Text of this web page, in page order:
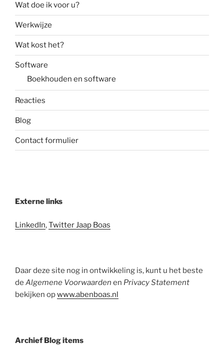
Wat doe ik voor u?
Werkwijze
Wat kost het?
Software
Boekhouden en software
Reacties
Blog
Contact formulier
Externe links
LinkedIn,Twitter Jaap Boas
Daar deze site nog in ontwikkeling is, kunt u het beste
de Algemene Voorwaarden en Privacy Statement
bekijken opwww.abenboas.nl
Archief Blog items